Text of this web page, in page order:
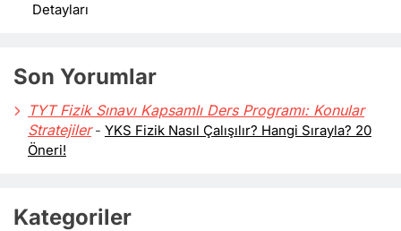
Detayları
Son Yorumlar
TYT Fizik Sınavı Kapsamlı Ders Programı: Konular
Stratejiler- YKS Fizik Nasıl Çalışılır? Hangi Sırayla? 20
Öneri!
Kategoriler